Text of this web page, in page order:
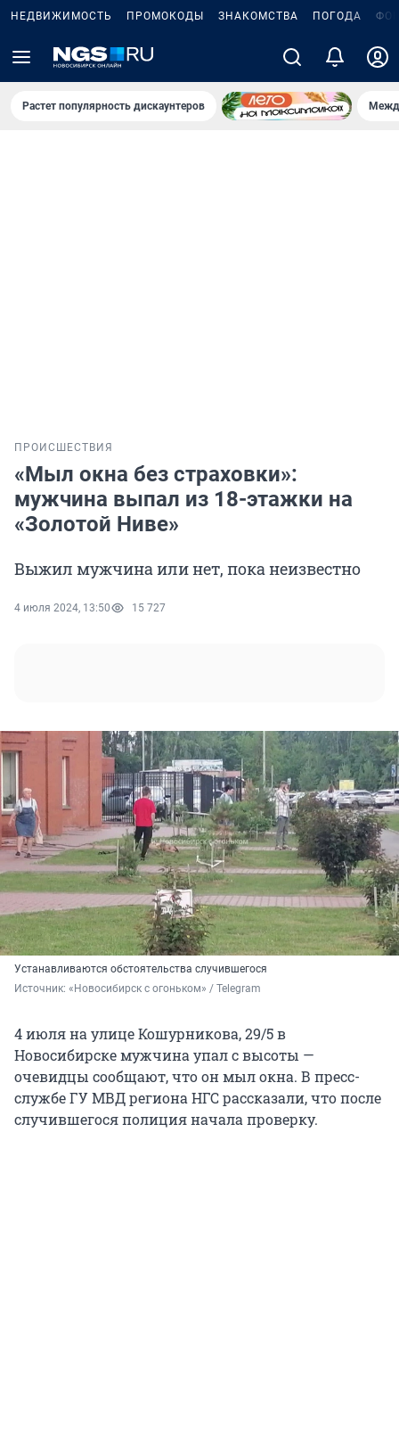
НЕДВИЖИМОСТЬ ПРОМОКОДЫ ЗНАКОМСТВА ПОГОДА
Растет популярность дискаунтеров
ПРОИСШЕСТВИЯ
«Мыл окна без страховки»:
мужчина выпал из 18-этажки на
«Золотой Ниве»
Выжил мужчина или нет, пока неизвестно
4 июля 2024, 13:50 15 727
Устанавливаются обстоятельства случившегося
Источник: «Новосибирск с огоньком» / Telegram
4 июля на улице Кошурникова, 29/5 в
Новосибирске мужчина упал с высоты —
очевидцы сообщают, что он мыл окна. В пресс-
службе ГУ МВД региона НГС рассказали, что после
случившегося полиция начала проверку.